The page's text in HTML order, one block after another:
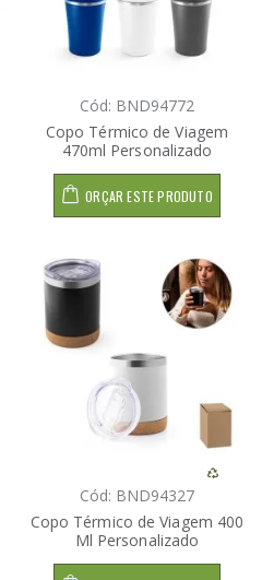
Cód: BND94772
Copo Térmico de Viagem
470ml Personalizado
ORÇAR ESTE PRODUTO
Cód: BND94327
Copo Térmico de Viagem 400
Ml Personalizado